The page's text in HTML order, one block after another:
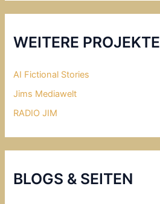
WEITERE PROJEKTE
AI Fictional Stories
Jims Mediawelt
RADIO JIM
BLOGS & SEITEN